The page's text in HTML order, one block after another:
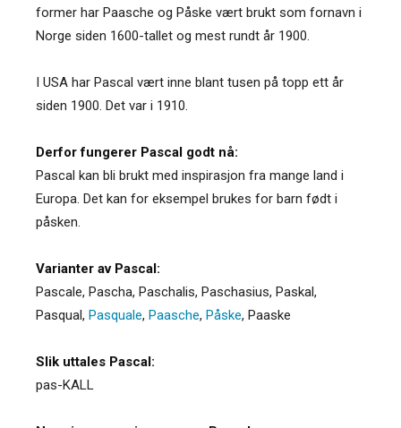
former har Paasche og Påske vært brukt som fornavn i
Norge siden 1600-tallet og mest rundt år 1900.
I USA har Pascal vært inne blant tusen på topp ett år
siden 1900. Det var i 1910.
Derfor fungerer Pascal godt nå:
Pascal kan bli brukt med inspirasjon fra mange land i
Europa. Det kan for eksempel brukes for barn født i
påsken.
Varianter av Pascal:
Pascale, Pascha, Paschalis, Paschasius, Paskal,
Pasqual, Pasquale, Paasche, Påske, Paaske
Slik uttales Pascal:
pas-KALL